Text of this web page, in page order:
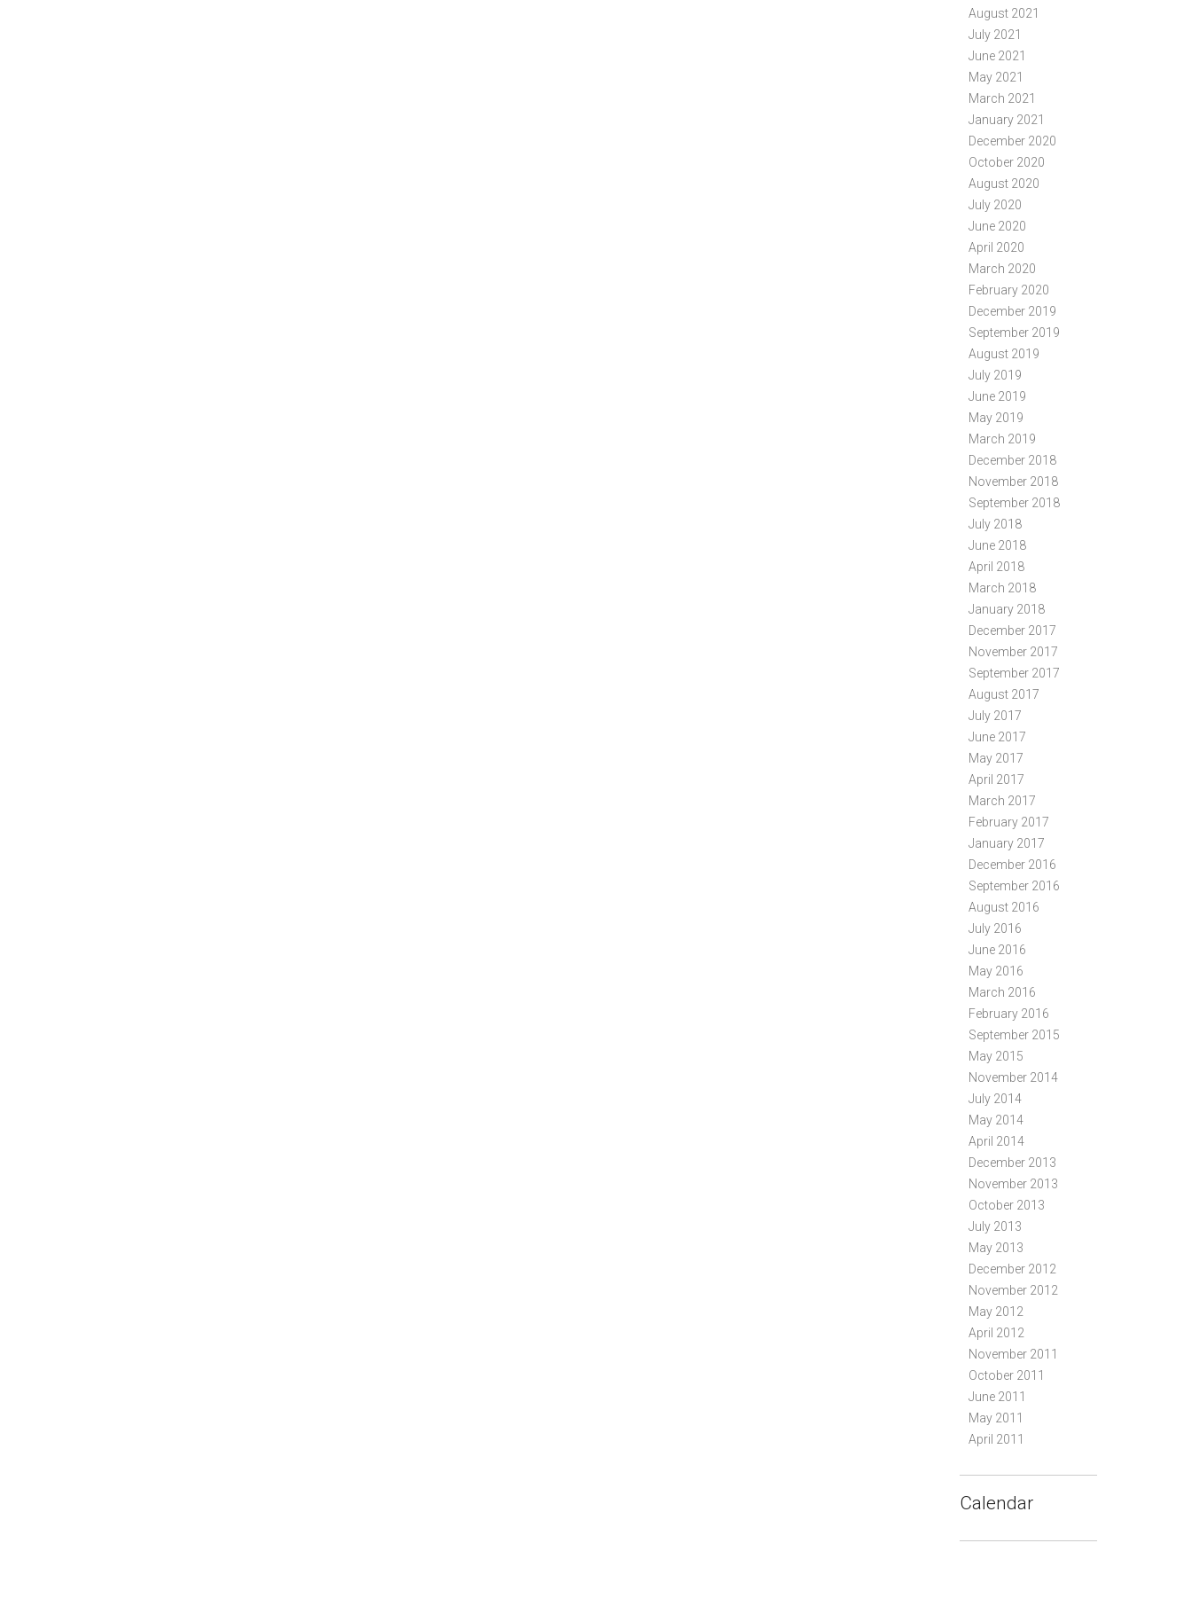
August 2021
July 2021
June 2021
May 2021
March 2021
January 2021
December 2020
October 2020
August 2020
July 2020
June 2020
April 2020
March 2020
February 2020
December 2019
September 2019
August 2019
July 2019
June 2019
May 2019
March 2019
December 2018
November 2018
September 2018
July 2018
June 2018
April 2018
March 2018
January 2018
December 2017
November 2017
September 2017
August 2017
July 2017
June 2017
May 2017
April 2017
March 2017
February 2017
January 2017
December 2016
September 2016
August 2016
July 2016
June 2016
May 2016
March 2016
February 2016
September 2015
May 2015
November 2014
July 2014
May 2014
April 2014
December 2013
November 2013
October 2013
July 2013
May 2013
December 2012
November 2012
May 2012
April 2012
November 2011
October 2011
June 2011
May 2011
April 2011
Calendar